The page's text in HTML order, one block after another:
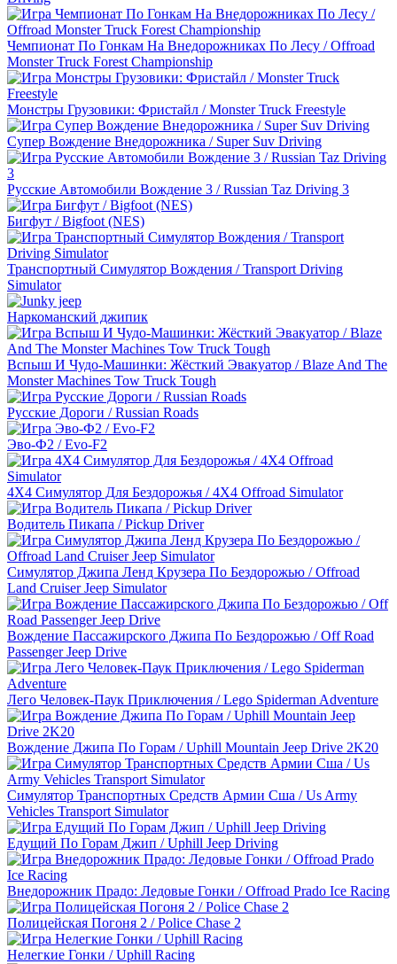
Чемпионат По Гонкам На Внедорожниках По Лесу / Offroad
Monster Truck Forest Championship
Монстры Грузовики: Фристайл / Monster Truck Freestyle
Супер Вождение Внедорожника / Super Suv Driving
Русские Автомобили Вождение 3 / Russian Taz Driving 3
Бигфут / Bigfoot (NES)
Транспортный Симулятор Вождения / Transport Driving
Simulator
Наркоманский джипик
Вспыш И Чудо-Машинки: Жёсткий Эвакуатор / Blaze And The
Monster Machines Tow Truck Tough
Русские Дороги / Russian Roads
Эво-Ф2 / Evo-F2
4X4 Симулятор Для Бездорожья / 4X4 Offroad Simulator
Водитель Пикапа / Pickup Driver
Симулятор Джипа Ленд Крузера По Бездорожью / Offroad
Land Cruiser Jeep Simulator
Вождение Пассажирского Джипа По Бездорожью / Off Road
Passenger Jeep Drive
Лего Человек-Паук Приключения / Lego Spiderman Adventure
Вождение Джипа По Горам / Uphill Mountain Jeep Drive 2K20
Симулятор Транспортных Средств Армии Сша / Us Army
Vehicles Transport Simulator
Едущий По Горам Джип / Uphill Jeep Driving
Внедорожник Прадо: Ледовые Гонки / Offroad Prado Ice Racing
Полицейская Погоня 2 / Police Chase 2
Нелегкие Гонки / Uphill Racing